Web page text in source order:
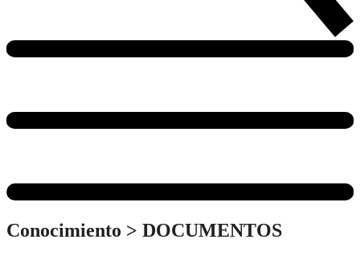
Conocimiento > DOCUMENTOS